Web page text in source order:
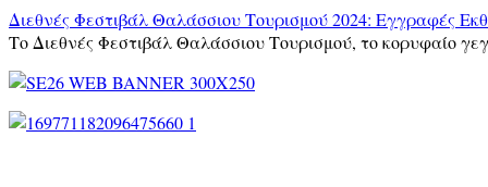
Διεθνές Φεστιβάλ Θαλάσσιου Τουρισμού 2024: Εγγραφές
Το Διεθνές Φεστιβάλ Θαλάσσιου Τουρισμού, το κορυφαίο